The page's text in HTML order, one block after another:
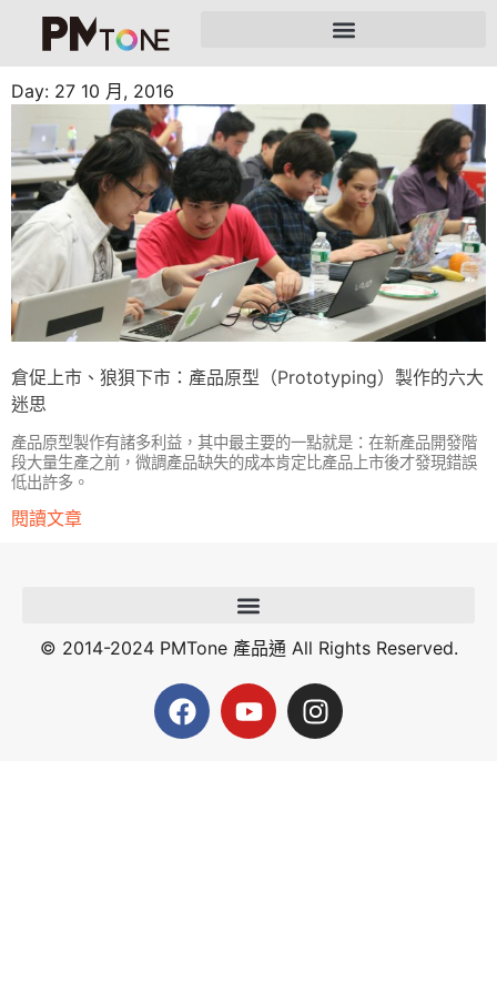
Day: 27 10 月, 2016
倉促上市、狼狽下市：產品原型（Prototyping）製作的六大
迷思
產品原型製作有諸多利益，其中最主要的一點就是：在新產品開發階
段大量生產之前，微調產品缺失的成本肯定比產品上市後才發現錯誤
低出許多。
閱讀文章
© 2014-2024 PMTone 產品通 All Rights Reserved.